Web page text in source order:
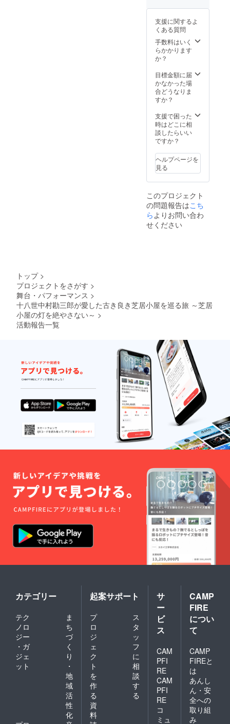
クリアファイル
をお送りさせて
頂きます。 ※お
届け先ご住所の
記載をお願い致
します。 ※10月
の錦秋特別歌舞
スト映像まで
DVDに入ります
ので発送は12月
中を予定してお
支援に関するよ
くある質問
手数料はいく
らかかります
か？
目標金額に届
かなかった場
合どうなりま
すか？
支援で困った
時はどこに相
談したらいい
ですか？
ヘルプページを
見る
このプロジェクト
の問題報告はこち
らよりお問い合わ
せください
トップ >
プロジェクトをさがす >
舞台・パフォーマンス >
十八世中村勘三郎が愛した古き良き芝居小屋を巡る旅 ～芝居
小屋の灯を絶やさない～ >
活動報告一覧
カテゴリー
テク
ノロ
ジー
・ガ
ジェ
ット
ま
ち
づ
く
り
・
地
域
活
性
化
起案サポート
プ
ロ
ジ
ェ
ク
ト
を
作
る
ス
タ
ッ
フ
に
相
談
す
る
資
料
サ
ー
ビ
ス
CAM
PFI
RE
CAM
PFI
RE
コ
ミュ
CAMP
FIRE
につい
て
CAMP
FIREと
は
あんし
ん・安
全への
取り組
み